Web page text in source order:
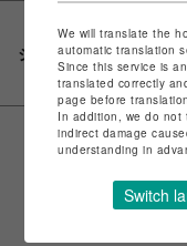
シェアする
We will translate the
automatic translation
Since this service is
translated correctly
page before
In addition, we do not
indirect damage
understanding in
Switch